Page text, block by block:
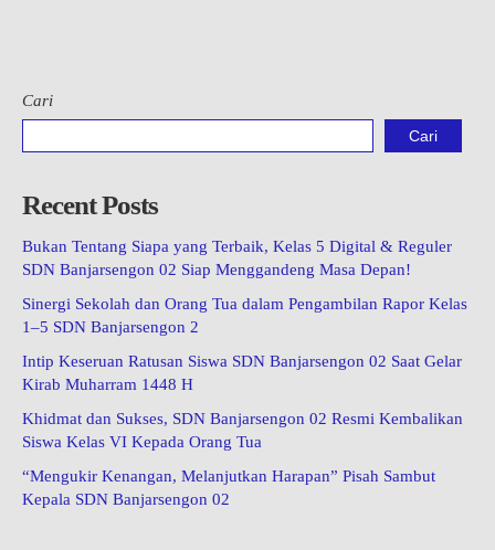
Cari
Cari
Recent Posts
Bukan Tentang Siapa yang Terbaik, Kelas 5 Digital & Reguler
SDN Banjarsengon 02 Siap Menggandeng Masa Depan!
Sinergi Sekolah dan Orang Tua dalam Pengambilan Rapor Kelas
1–5 SDN Banjarsengon 2
Intip Keseruan Ratusan Siswa SDN Banjarsengon 02 Saat Gelar
Kirab Muharram 1448 H
Khidmat dan Sukses, SDN Banjarsengon 02 Resmi Kembalikan
Siswa Kelas VI Kepada Orang Tua
“Mengukir Kenangan, Melanjutkan Harapan” Pisah Sambut
Kepala SDN Banjarsengon 02